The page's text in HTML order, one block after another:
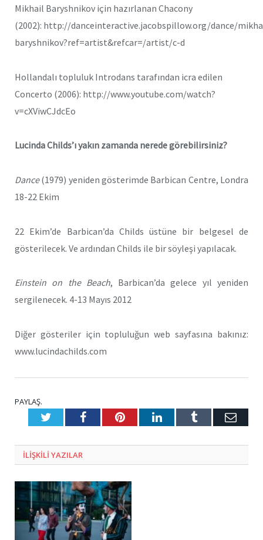
Mikhail Baryshnikov için hazırlanan Chacony
(2002): http://danceinteractive.jacobspillow.org/dance/
baryshnikov?ref=artist&refcar=/artist/c-d
Hollandalı topluluk Introdans tarafından icra edilen
Concerto (2006): http://www.youtube.com/watch?
v=cXViwCJdcEo
Lucinda Childs’ı yakın zamanda nerede görebilirsiniz?
Dance(1979) yeniden gösterimde Barbican Centre, Londra
18-22 Ekim
22 Ekim’de Barbican’da Childs üstüne bir belgesel de
gösterilecek. Ve ardından Childs ile bir söyleşi yapılacak.
Einstein on the Beach, Barbican’da gelece yıl yeniden
sergilenecek. 4-13 Mayıs 2012
Diğer gösteriler için topluluğun web sayfasına bakınız:
www.lucindachilds.com
PAYLAŞ.
TwitterFacebookPinterestLinkedInTumblr E-
ILIŞKILI YAZILAR